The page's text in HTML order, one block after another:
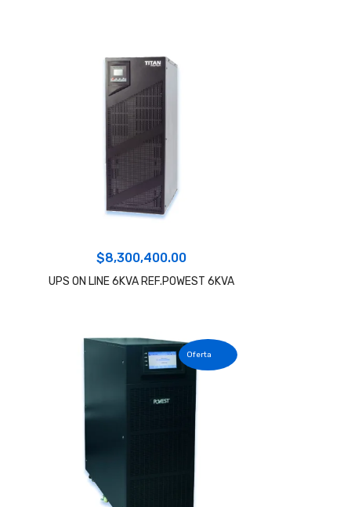
$8,300,400.00
UPS ON LINE 6KVA REF.POWEST 6KVA